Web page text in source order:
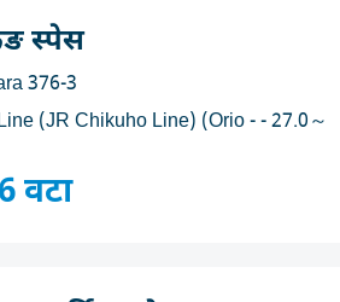
स्पेस
376-3
(JR Chikuho Line) (Orio - - 27.0～
वटा